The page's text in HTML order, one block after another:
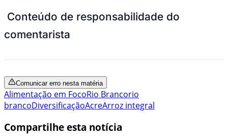
Conteúdo de responsabilidade do
comentarista
Comunicar erro nesta matéria
Alimentação em FocoRio Brancorio
brancoDiversificaçãoAcreArroz integral
Compartilhe esta notícia